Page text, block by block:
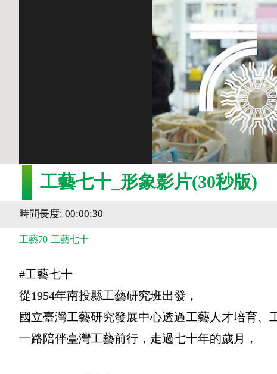
工藝七十_形象影片(30秒版)
時間長度: 00:00:30
工藝70 工藝七十
#工藝七十
從1954年南投縣工藝研究班出發，
國立臺灣工藝研究發展中心透過工藝人才培育、
一路陪伴臺灣工藝前行，走過七十年的歲月，